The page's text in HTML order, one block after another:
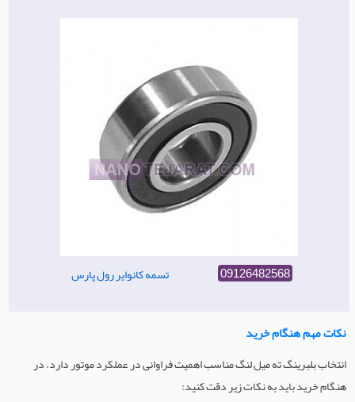
تسمه کانوایر رول پارس 09126482568
نکات مهم هنگام خرید
انتخاب بلبرینگ ته میل لنگ مناسب اهمیت فراوانی در عملکرد موتور دارد. در
هنگام خرید باید به نکات زیر دقت کنید: